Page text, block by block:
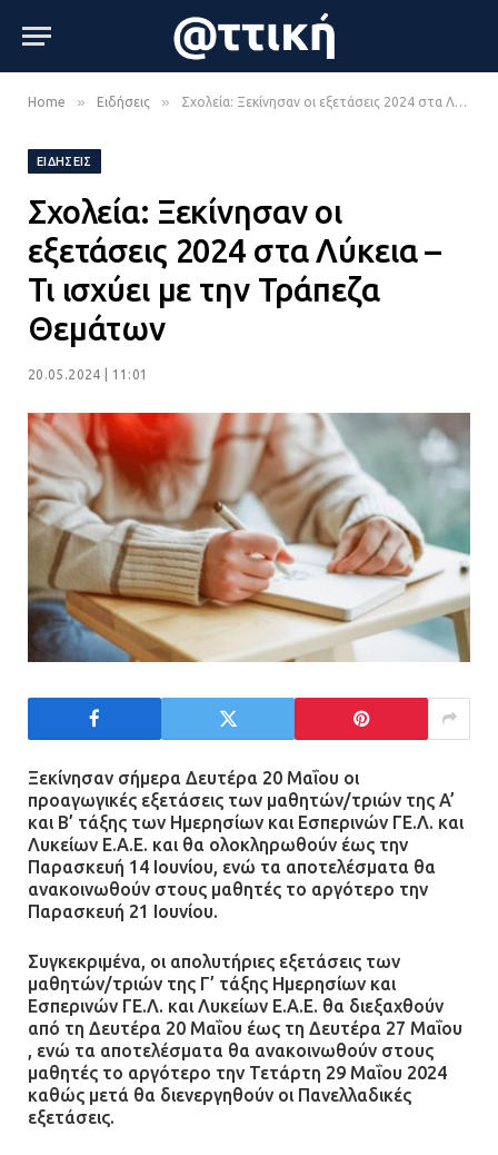
Home » Ειδήσεις » Σχολεία: Ξεκίνησαν οι εξετάσεις 2024 στα Λύκεια – Τι ισχύει με την Τράπεζα Θεμάτων
ΕΙΔΉΣΕΙΣ
Σχολεία: Ξεκίνησαν οι
εξετάσεις 2024 στα Λύκεια –
Τι ισχύει με την Τράπεζα
Θεμάτων
20.05.2024 | 11:01
Ξεκίνησαν σήμερα Δευτέρα 20 Μαΐου οι
προαγωγικές εξετάσεις των μαθητών/τριών της A’
και B’ τάξης των Ημερησίων και Εσπερινών ΓΕ.Λ. και
Λυκείων Ε.Α.Ε. και θα ολοκληρωθούν έως την
Παρασκευή 14 Ιουνίου, ενώ τα αποτελέσματα θα
ανακοινωθούν στους μαθητές το αργότερο την
Παρασκευή 21 Ιουνίου.
Συγκεκριμένα, οι απολυτήριες εξετάσεις των
μαθητών/τριών της Γ’ τάξης Ημερησίων και
Εσπερινών ΓΕ.Λ. και Λυκείων Ε.Α.Ε. θα διεξαχθούν
από τη Δευτέρα 20 Μαΐου έως τη Δευτέρα 27 Μαΐου
, ενώ τα αποτελέσματα θα ανακοινωθούν στους
μαθητές το αργότερο την Τετάρτη 29 Μαΐου 2024
καθώς μετά θα διενεργηθούν οι Πανελλαδικές
εξετάσεις.